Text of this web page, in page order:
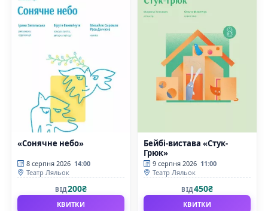
«Сонячне небо»
8 серпня 2026 14:00
Театр Ляльок
ВІД200₴
КВИТКИ
Бейбі-вистава «Стук-
Грюк»
9 серпня 2026 11:00
Театр Ляльок
ВІД450₴
КВИТКИ